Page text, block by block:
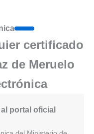
certificado
de Meruelo
portal oficial